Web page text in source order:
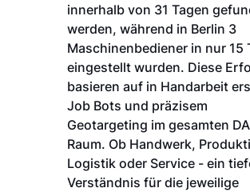
innerhalb von 31 Tagen
werden, während in Berlin 3
Maschinenbediener in nur 15
eingestellt wurden. Diese
basieren auf in Handarbeit
Job Bots und präzisem
Geotargeting im gesamten
Raum. Ob Handwerk,
Logistik oder Service - ein
Verständnis für die jeweilige